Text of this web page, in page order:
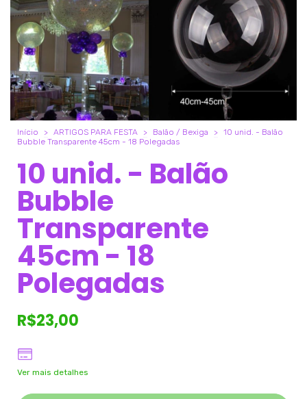
Início > ARTIGOS PARA FESTA > Balão / Bexiga >
10 unid. - Balão
Bubble Transparente 45cm - 18 Polegadas
10 unid. - Balão
Bubble
Transparente
45cm - 18
Polegadas
R$23,00
Ver mais detalhes